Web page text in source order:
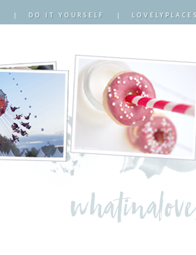
DO IT YOURSELF LOVELYPLACES